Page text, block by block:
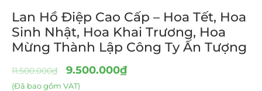
Lan Hồ Điệp Cao Cấp – Hoa Tết, Hoa
Sinh Nhật, Hoa Khai Trương, Hoa
Mừng Thành Lập Công Ty Ấn Tượng
11.500.000₫ 9.500.000₫
(Đã bao gồm VAT)